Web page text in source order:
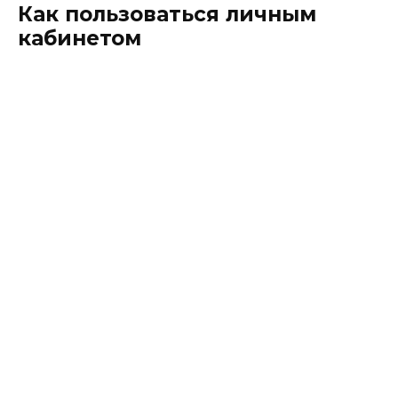
Как пользоваться личным
кабинетом